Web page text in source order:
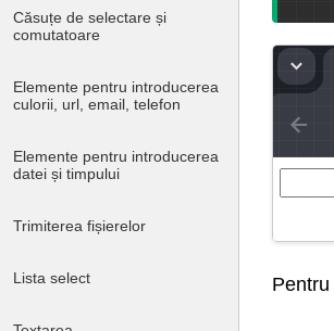
Căsuțe de selectare și
comutatoare
Elemente pentru introducerea
culorii, url, email, telefon
Elemente pentru introducerea
datei și timpului
Trimiterea fișierelor
Lista select